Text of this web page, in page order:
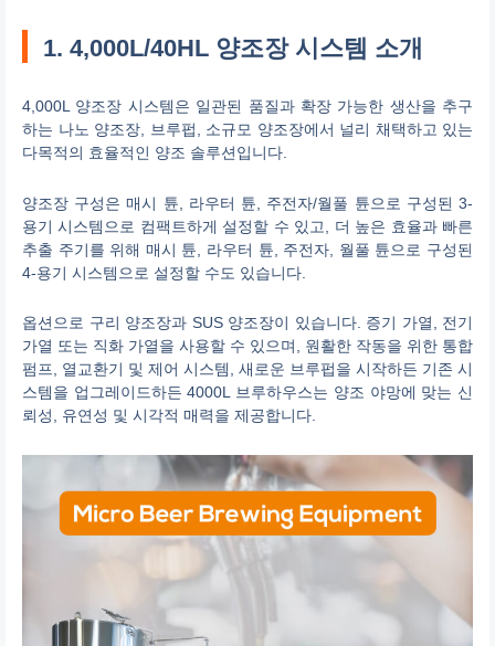
1. 4,000L/40HL 양조장 시스템 소개
4,000L 양조장 시스템은 일관된 품질과 확장 가능한 생산을 추구
하는 나노 양조장, 브루펍, 소규모 양조장에서 널리 채택하고 있는
다목적의 효율적인 양조 솔루션입니다.
양조장 구성은 매시 튠, 라우터 튠, 주전자/월풀 튠으로 구성된 3-
용기 시스템으로 컴팩트하게 설정할 수 있고, 더 높은 효율과 빠른
추출 주기를 위해 매시 튠, 라우터 튠, 주전자, 월풀 튠으로 구성된
4-용기 시스템으로 설정할 수도 있습니다.
옵션으로 구리 양조장과 SUS 양조장이 있습니다. 증기 가열, 전기
가열 또는 직화 가열을 사용할 수 있으며, 원활한 작동을 위한 통합
펌프, 열교환기 및 제어 시스템, 새로운 브루펍을 시작하든 기존 시
스템을 업그레이드하든 4000L 브루하우스는 양조 야망에 맞는 신
뢰성, 유연성 및 시각적 매력을 제공합니다.